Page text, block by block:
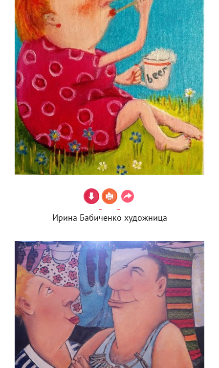
Ирина Бабиченко художница